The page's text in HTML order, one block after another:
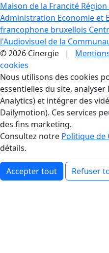
Maison de la Francité
Administration Economie et
francophone bruxellois
l'Audiovisuel de la
© 2026 Cinergie |
cookies
Gestion des
Nous utilisons des cookies
essentielles du site,
Analytics) et intégrer des
Dailymotion). Ces services
des fins marketing.
Consultez notre Politique de
détails.
Accepter tout Refuser